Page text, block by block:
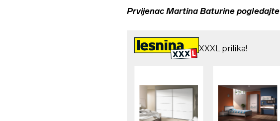
Prvijenac Martina Baturine pogledajte